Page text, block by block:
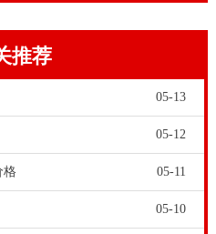
垫块的作用是调整地面高低
工序，同时也是是整个运动
整体采用木垫块，如果平整
，因为垫块的净面积大于木
以保证运动木地板的整体稳
推荐
05-13
05-12
格 05-11
05-10